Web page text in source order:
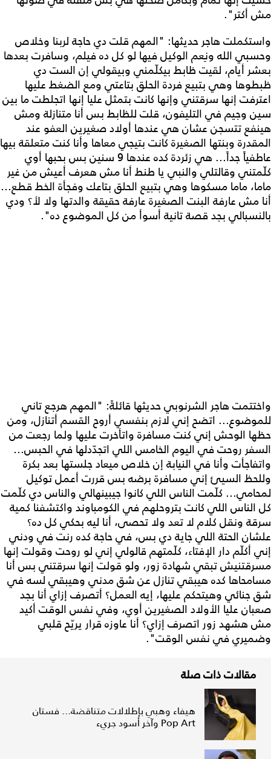
مش أكتر".
واستكملت هاجر حديثها: "المهم قلت دي حاجة لربنا وخلاص
وحسبي الله ونِعم الوكيل فيها لو كل ده فيلم، وسافرت بعدها
بعشر أيام، لقيت ظابط بيكلّمني وبيقولي إن الست دي
ظبطوها وهي بتبيع فردة الحلق بتاعتي ومع الضغط عليها
اعترفت إنها سرقتني وإنها كانت بتمثل عليا إنها اتجلطت ما بين
سين وجيم في التليفون، قلت للظابط بس أنا متنازلة ومش
هينفع تتسجن عشان هي عندها أولاد صغيرين العفو عند
المقدرة وبنتها الصغيرة كانت بتيجي معاها وأنا كنت متعلقة بيها
عاطفياً جداً... هي زئردة كده عندها 9 سنين بس بحبها أوي
كلّمتني وقالتلي والنبي يا طنط أنا مش هعرف أعيش من غير
ماما، ماما مسكوها وهي بتبيع الحلق بتاعك وفجأة الخط قطع...
أنا مش عارفة البنت الصغيرة عارفة حقيقة والدتها ولا لأ؟ ودي
بالنسبالي بجد قصة تانية أسوأ من كل الموضوع ده".
واختتمت هاجر الشرنوبي حديثها قائلةً: "المهم هرجع تاني
للموضوع... اتضح إني لازم بنفسي أروح القسم أتنازل، ومن
حظها الوحش إني كنت مسافرة واتأخرت عليها ولما رجعت من
السفر روحت في اليوم الخامس اللي اتجدّدلها في الحبس...
واتفاجأت وأنا في النيابة إن خلاص ميعاد جلستها بعد بكرة
وللحظ السيئ إني مسافرة برضه بس قررت أعمل توكيل
لمحامي... كلّمت الناس اللي كانوا جيبينهالي والناس دي كلّمت
كل الناس اللي كانت بتروحلهم في الكومباوند واكتشفنا كمية
سرقة ونقل كلام لا تعد ولا تحصى، أنا ليه بحكي كل ده؟
علشان الحتة اللي جاية دي بس، في حاجة كده رنت في ودني
إني أكلّم دار الإفتاء، كلّمتهم قالولي إني لو روحت وقولت إنها
مسرقتنيش تبقي شهادة زور، ولو قولت إنها سرقتني بس أنا
مسامحاها كده هيبقي تنازل عن شق مدني وهيبقي لسه في
شق جنائي وهيتحكم عليها، إيه العمل؟ أتصرف إزاي أنا بجد
صعبان عليا الأولاد الصغيرين أوي، وفي نفس الوقت أكيد
مش هشهد زور اتصرف إزاي؟ أنا عاوزه قرار يريّح قلبي
وضميري في نفس الوقت".
مقالات ذات صلة
هيفاء وهبي بإطلالات متناقضة... فستان
Pop Art وآخر أسود جريء